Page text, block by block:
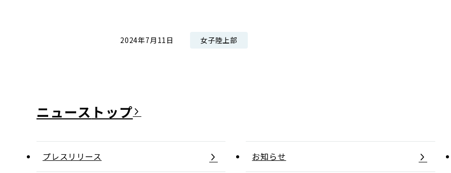
IRサイトマップ
2024年7月11日 女子陸上部
ニュース
プレスリリース お知らせ